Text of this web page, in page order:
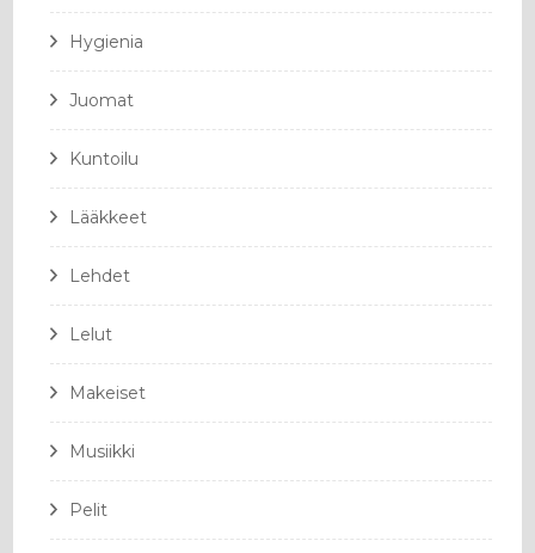
Hygienia
Juomat
Kuntoilu
Lääkkeet
Lehdet
Lelut
Makeiset
Musiikki
Pelit